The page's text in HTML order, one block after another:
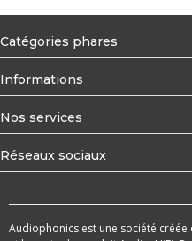
Catégories phares
Informations
Nos services
Réseaux sociaux
Audiophonics est une société